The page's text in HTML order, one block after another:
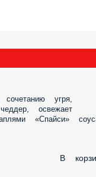
угря,
освежает
«Спайси»
В